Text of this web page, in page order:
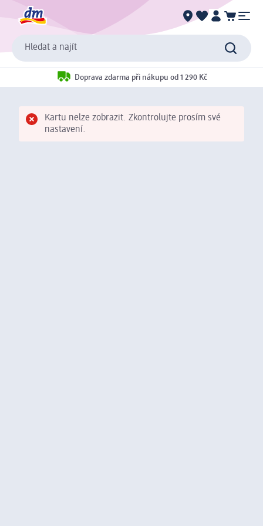
Hledat a najít
Doprava zdarma při nákupu od 1 290 Kč
Kartu nelze zobrazit. Zkontrolujte prosím své
nastavení.